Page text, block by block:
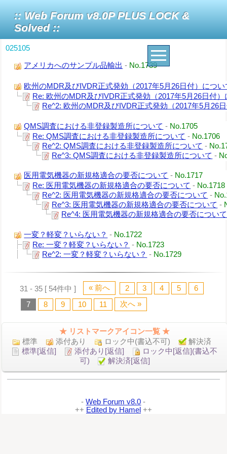
:: Web Forum v8.0P PLUS LOCK &
Solved ::
025105
アメリカへのサンプル品輸出 - No.1739
欧州のMDR及びIVDR正式発効（2017年5月26日付）につい
Re: 欧州のMDR及びIVDR正式発効（2017年5月26日付）
Re^2: 欧州のMDR及びIVDR正式発効（2017年5月26
QMS調査における非登録製造所について - No.1705
Re: QMS調査における非登録製造所について - No.1706
Re^2: QMS調査における非登録製造所について -
Re^3: QMS調査における非登録製造所について -
医用電気機器の新規格適合の要否について - No.1717
Re: 医用電気機器の新規格適合の要否について - No.1718
Re^2: 医用電気機器の新規格適合の要否について -
Re^3: 医用電気機器の新規格適合の要否について -
Re^4: 医用電気機器の新規格適合の要否について
一変？軽変？いらない？ - No.1722
Re: 一変？軽変？いらない？ - No.1723
Re^2: 一変？軽変？いらない？ - No.1729
31 - 35 [ 54件中 ] « 前へ 2 3 4 5
6
7
8 9 10 11 次へ »
★ リストマークアイコン一覧 ★
標準
添付あり ロック中(書込不可)
解決済
標準[返信]
添付あり[返信]
ロック中[返信](書込不
可)
解決済[返信]
-Web Forum v8.0 -
++ Edited by Hamel ++